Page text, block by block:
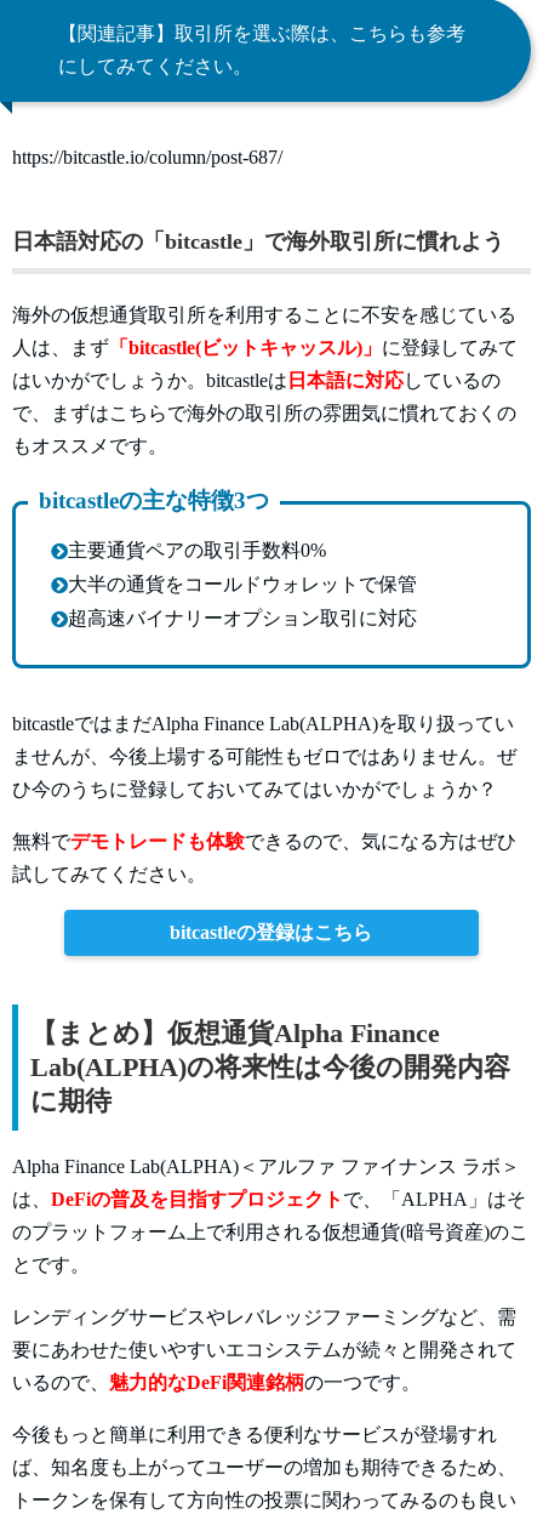
【関連記事】取引所を選ぶ際は、こちらも参考
にしてみてください。
https://bitcastle.io/column/post-687/
日本語対応の「bitcastle」で海外取引所に慣れよう
海外の仮想通貨取引所を利用することに不安を感じている
人は、まず 「bitcastle(ビットキャッスル)」 に登録してみて
はいかがでしょうか。bitcastleは 日本語に対応しているの
で、まずはこちらで海外の取引所の雰囲気に慣れておくの
もオススメです。
bitcastleの主な特徴3つ
主要通貨ペアの取引手数料0%
大半の通貨をコールドウォレットで保管
超高速バイナリーオプション取引に対応
bitcastleではまだAlpha Finance Lab(ALPHA)を取り扱ってい
ませんが、今後上場する可能性もゼロではありません。ぜ
ひ今のうちに登録しておいてみてはいかがでしょうか？
無料でデモトレードも体験できるので、気になる方はぜひ
試してみてください。
bitcastleの登録はこちら
【まとめ】仮想通貨Alpha Finance
Lab(ALPHA)の将来性は今後の開発内容
に期待
Alpha Finance Lab(ALPHA)＜アルファ ファイナンス ラボ＞
は、 DeFiの普及を目指すプロジェクト で、「ALPHA」はそ
のプラットフォーム上で利用される仮想通貨(暗号資産)のこ
とです。
レンディングサービスやレバレッジファーミングなど、需
要にあわせた使いやすいエコシステムが続々と開発されて
いるので、 魅力的なDeFi関連銘柄の一つです。
今後もっと簡単に利用できる便利なサービスが登場すれ
ば、知名度も上がってユーザーの増加も期待できるため、
トークンを保有して方向性の投票に関わってみるのも良い